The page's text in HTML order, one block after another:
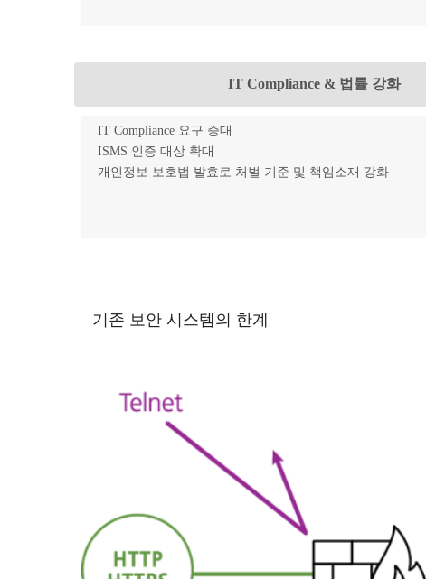
IT Compliance & 법률 강화
IT Compliance 요구 증대
ISMS 인증 대상 확대
개인정보 보호법 발효로 처벌 기준 및 책임소재 강화
기존 보안 시스템의 한계